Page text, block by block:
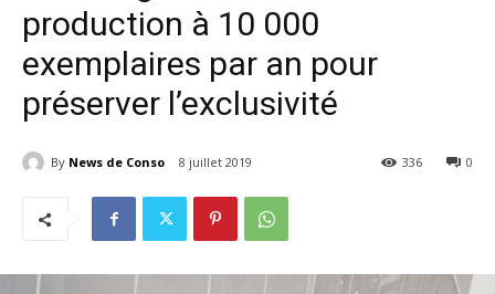
production à 10 000
exemplaires par an pour
préserver l’exclusivité
By News de Conso 8 juillet 2019 0
336